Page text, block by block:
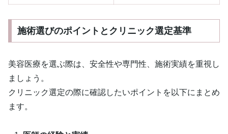
施術選びのポイントとクリニック選定基準
美容医療を選ぶ際は、安全性や専門性、施術実績を重視し
ましょう。
クリニック選定の際に確認したいポイントを以下にまとめ
ます。